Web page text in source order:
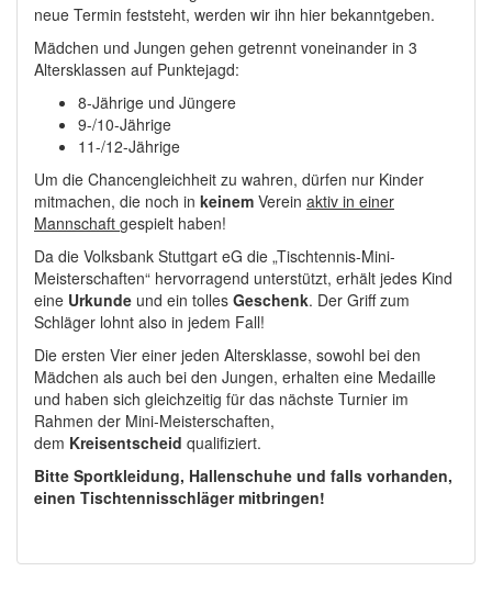
neue Termin feststeht, werden wir ihn hier bekanntgeben.
Mädchen und Jungen gehen getrennt voneinander in 3
Altersklassen auf Punktejagd:
8-Jährige und Jüngere
9-/10-Jährige
11-/12-Jährige
Um die Chancengleichheit zu wahren, dürfen nur Kinder
mitmachen, die noch in keinem Verein aktiv in einer
Mannschaft gespielt haben!
Da die Volksbank Stuttgart eG die „Tischtennis-Mini-
Meisterschaften“ hervorragend unterstützt, erhält jedes Kind
eine Urkunde und ein tolles Geschenk. Der Griff zum
Schläger lohnt also in jedem Fall!
Die ersten Vier einer jeden Altersklasse, sowohl bei den
Mädchen als auch bei den Jungen, erhalten eine Medaille
und haben sich gleichzeitig für das nächste Turnier im
Rahmen der Mini-Meisterschaften,
dem Kreisentscheid qualifiziert.
Bitte Sportkleidung, Hallenschuhe und falls vorhanden,
einen Tischtennisschläger mitbringen!